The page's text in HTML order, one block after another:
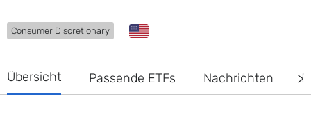
Consumer Discretionary
Übersicht Passende ETFs Nachrichten